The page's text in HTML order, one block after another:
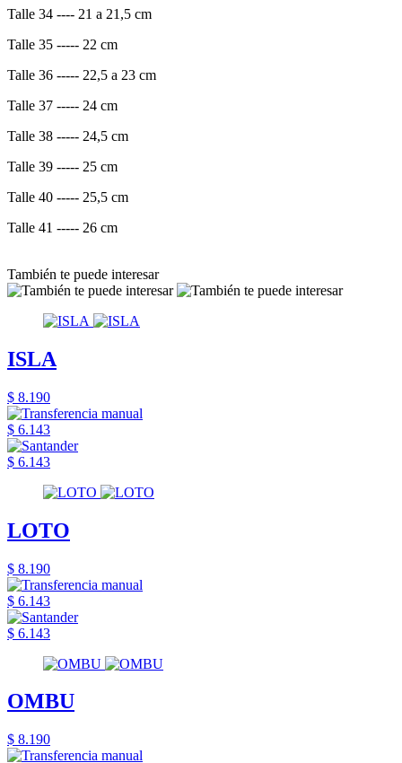
Talle 34 ---- 21 a 21,5 cm
Talle 35 ----- 22 cm
Talle 36 ----- 22,5 a 23 cm
Talle 37 ----- 24 cm
Talle 38 ----- 24,5 cm
Talle 39 ----- 25 cm
Talle 40 ----- 25,5 cm
Talle 41 ----- 26 cm
También te puede interesar
ISLA
$ 8.190
$ 6.143
$ 6.143
LOTO
$ 8.190
$ 6.143
$ 6.143
OMBU
$ 8.190